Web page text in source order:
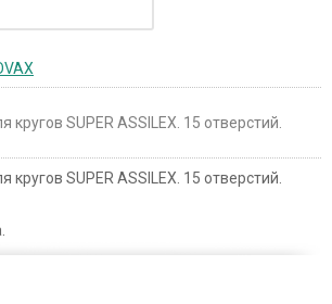
кругов SUPER ASSILEX. 15 отверстий.
кругов SUPER ASSILEX. 15 отверстий.